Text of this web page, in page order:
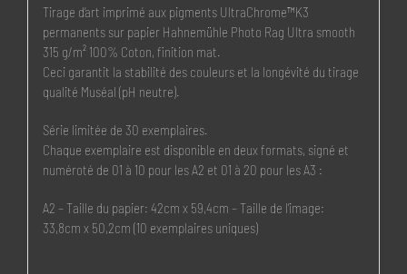
Tirage d’art imprimé aux pigments UltraChrome™K3
permanents sur papier Hahnemühle Photo Rag Ultra smooth
315 g/m² 100% Coton, finition mat.
Ceci garantit la stabilité des couleurs et la longévité du tirage
qualité Muséal (pH neutre).
Série limitée de 30 exemplaires.
Chaque exemplaire est disponible en deux formats, signé et
numéroté de 01 à 10 pour les A2 et 01 à 20 pour les A3 :
A2 – Taille du papier: 42cm x 59,4cm – Taille de l’image:
33,8cm x 50,2cm (10 exemplaires uniques)